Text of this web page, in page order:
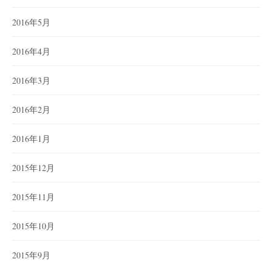
2016年5月
2016年4月
2016年3月
2016年2月
2016年1月
2015年12月
2015年11月
2015年10月
2015年9月